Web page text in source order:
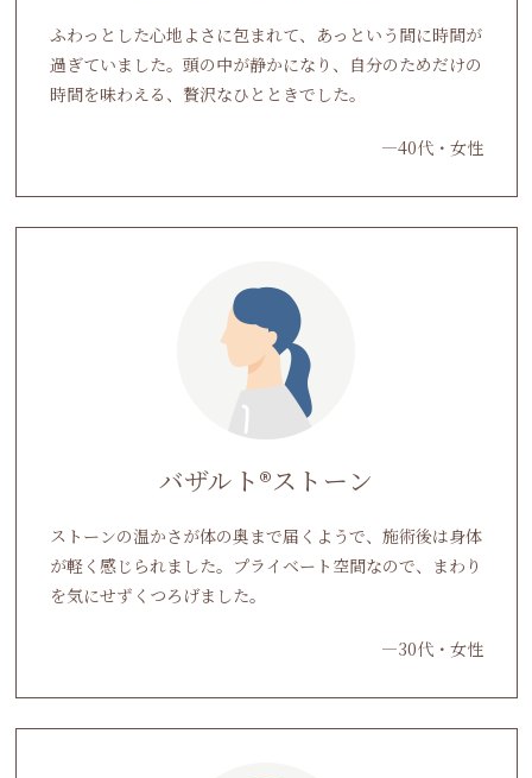
ふわっとした心地よさに包まれて、あっという間に時間が
過ぎていました。頭の中が静かになり、自分のためだけの
時間を味わえる、贅沢なひとときでした。
―40代・女性
バザルト®ストーン
ストーンの温かさが体の奥まで届くようで、施術後は身体
が軽く感じられました。プライベート空間なので、まわり
を気にせずくつろげました。
―30代・女性